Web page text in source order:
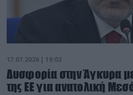
17.07.2026 | 19:02
Δυσφορία στην Άγκυρα
της ΕΕ για ανατολική